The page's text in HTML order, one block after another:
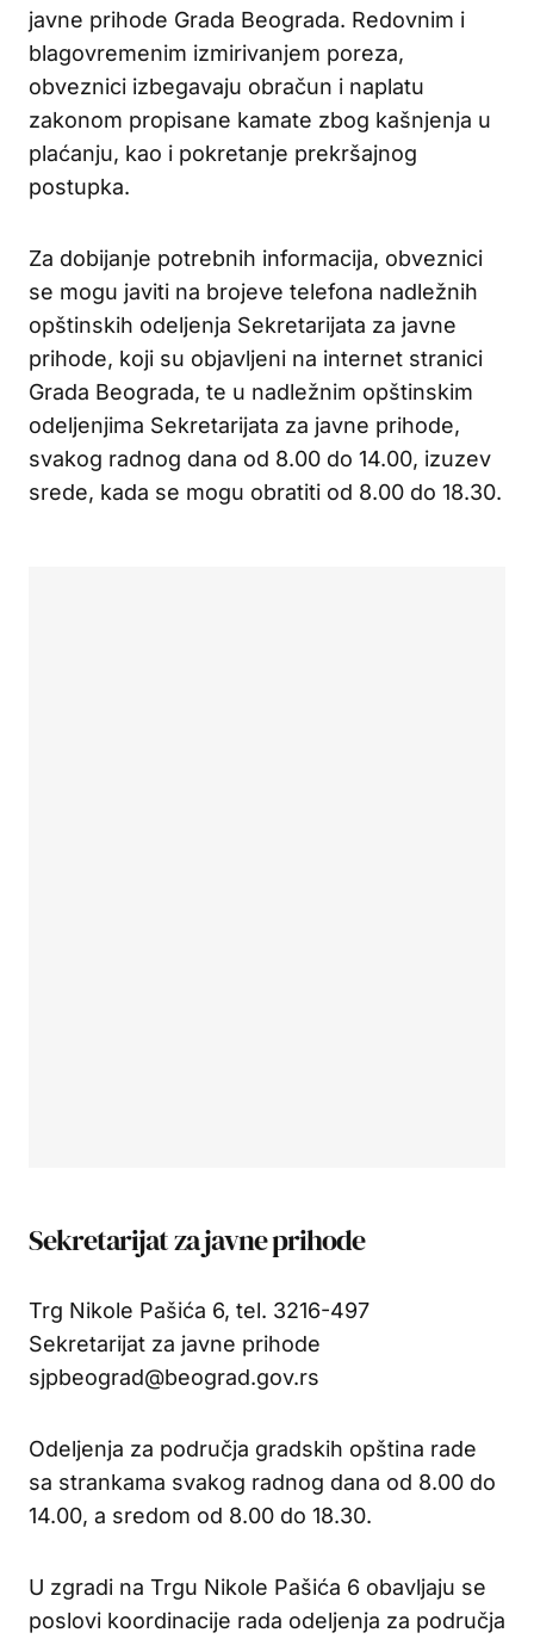
javne prihode Grada Beograda. Redovnim i
blagovremenim izmirivanjem poreza,
obveznici izbegavaju obračun i naplatu
zakonom propisane kamate zbog kašnjenja u
plaćanju, kao i pokretanje prekršajnog
postupka.
Za dobijanje potrebnih informacija, obveznici
se mogu javiti na brojeve telefona nadležnih
opštinskih odeljenja Sekretarijata za javne
prihode, koji su objavljeni na internet stranici
Grada Beograda, te u nadležnim opštinskim
odeljenjima Sekretarijata za javne prihode,
svakog radnog dana od 8.00 do 14.00, izuzev
srede, kada se mogu obratiti od 8.00 do 18.30.
Sekretarijat za javne prihode
Trg Nikole Pašića 6, tel. 3216-497
Sekretarijat za javne prihode
sjpbeograd@beograd.gov.rs
Odeljenja za područja gradskih opština rade
sa strankama svakog radnog dana od 8.00 do
14.00, a sredom od 8.00 do 18.30.
U zgradi na Trgu Nikole Pašića 6 obavljaju se
poslovi koordinacije rada odeljenja za područja